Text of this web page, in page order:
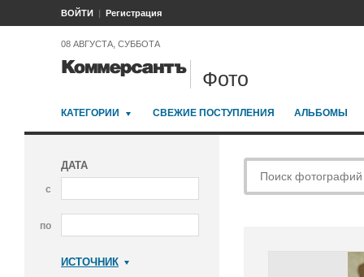
ВОЙТИ Регистрация
08 АВГУСТА, СУББОТА
Фото
КАТЕГОРИИ СВЕЖИЕ ПОСТУПЛЕНИЯ АЛЬБОМЫ
ДАТА
с
по
ИСТОЧНИК